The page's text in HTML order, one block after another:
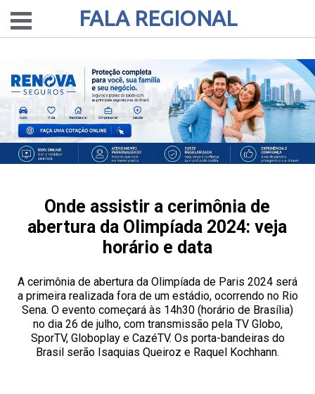
FALA REGIONAL
Onde assistir a cerimônia de
abertura da Olimpíada 2024: veja
horário e data
A cerimônia de abertura da Olimpíada de Paris 2024 será
a primeira realizada fora de um estádio, ocorrendo no Rio
Sena. O evento começará às 14h30 (horário de Brasília)
no dia 26 de julho, com transmissão pela TV Globo,
SporTV, Globoplay e CazéTV. Os porta-bandeiras do
Brasil serão Isaquias Queiroz e Raquel Kochhann.